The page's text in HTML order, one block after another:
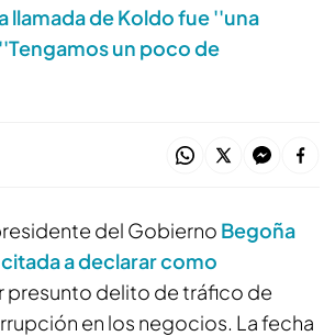
llamada de Koldo fue ''una
un poco de
del Gobierno Begoña
a declarar como
presunto delito de tráfico de
en los negocios. La fecha